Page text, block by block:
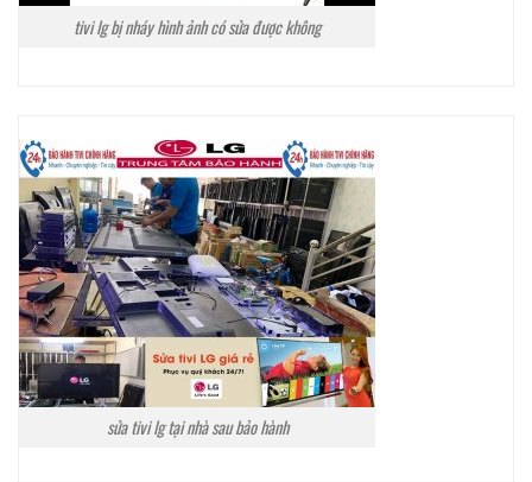
tivi lg bị nháy hình ảnh có sửa được không
sửa tivi lg tại nhà sau bảo hành